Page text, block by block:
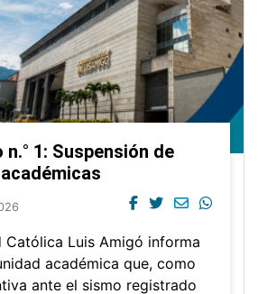
n.° 1: Suspensión de
Católica Luis Amigó informa
académica que, como
ante el sismo registrado